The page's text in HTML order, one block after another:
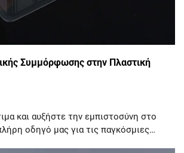
Συμμόρφωσης στην Πλαστική
και αυξήστε την εμπιστοσύνη στο
οδηγό μας για τις παγκόσμιες